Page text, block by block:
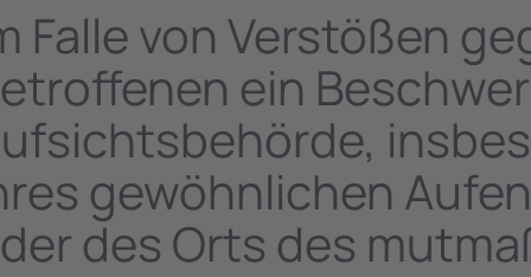
Falle von Verstößen
ein
gewöhnlichen
des Orts des